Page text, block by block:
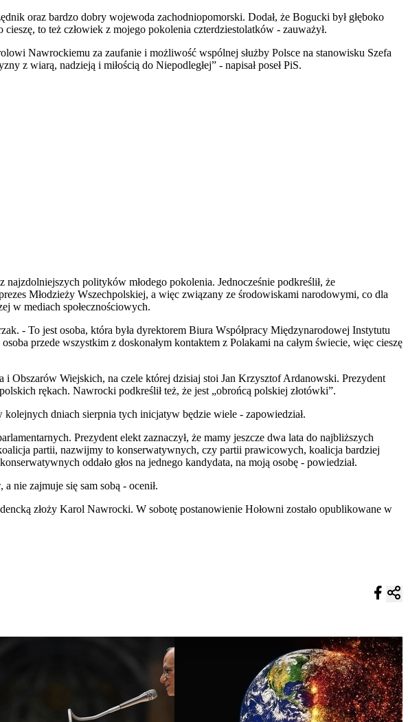
oraz bardzo dobry wojewoda zachodniopomorski. Dodał, że Bogucki był głęboko
to też człowiek z mojego pokolenia czterdziestolatków - zauważył.
Nawrockiemu za zaufanie i możliwość wspólnej służby Polsce na stanowisku Szefa
z wiarą, nadzieją i miłością do Niepodległej” - napisał poseł PiS.
polityków młodego pokolenia. Jednocześnie podkreślił, że
Młodzieży Wszechpolskiej, a więc związany ze środowiskami narodowymi, co dla
w mediach społecznościowych.
- To jest osoba, która była dyrektorem Biura Współpracy Międzynarodowej Instytutu
przede wszystkim z doskonałym kontaktem z Polakami na całym świecie, więc cieszę
Obszarów Wiejskich, na czele której dzisiaj stoi Jan Krzysztof Ardanowski. Prezydent
rękach. Nawrocki podkreślił też, że jest „obrońcą polskiej złotówki”.
dniach sierpnia tych inicjatyw będzie wiele - zapowiedział.
Prezydent elekt zaznaczył, że mamy jeszcze dwa lata do najbliższych
partii, nazwijmy to konserwatywnych, czy partii prawicowych, koalicja bardziej
oddało głos na jednego kandydata, na moją osobę - powiedział.
nie zajmuje się sam sobą - ocenił.
złoży Karol Nawrocki. W sobotę postanowienie Hołowni zostało opublikowane w